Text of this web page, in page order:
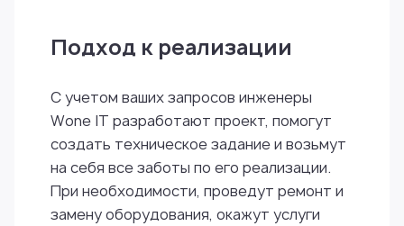
Подход к реализации
С учетом ваших запросов инженеры
Wone IT разработают проект, помогут
создать техническое задание и возьмут
на себя все заботы по его реализации.
При необходимости, проведут ремонт и
замену оборудования, окажут услуги